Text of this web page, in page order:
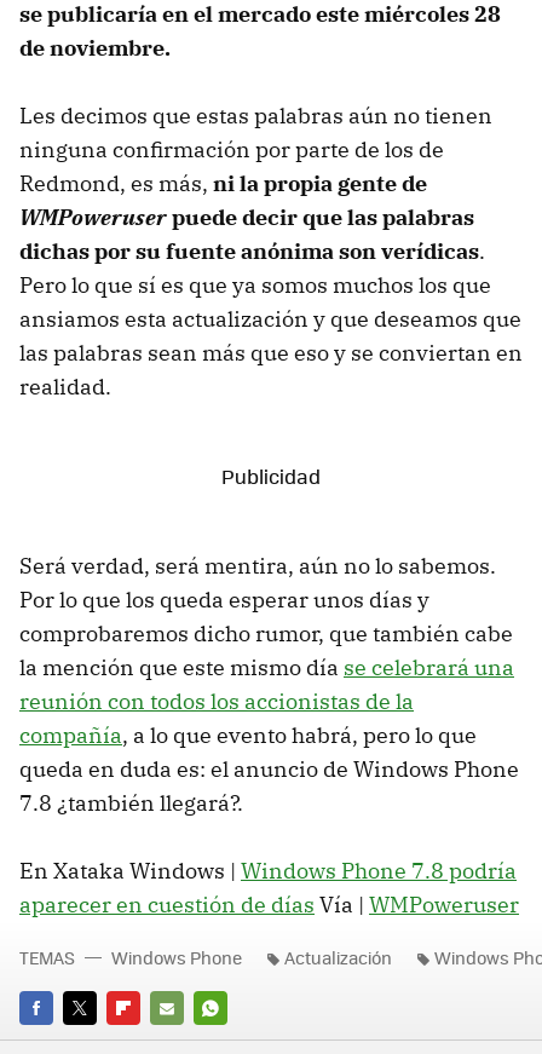
se publicaría en el mercado este miércoles 28
de noviembre.
Les decimos que estas palabras aún no tienen
ninguna confirmación por parte de los de
Redmond, es más, ni la propia gente de
WMPoweruserpuede decir que las palabras
dichas por su fuente anónima son verídicas.
Pero lo que sí es que ya somos muchos los que
ansiamos esta actualización y que deseamos que
las palabras sean más que eso y se conviertan en
realidad.
Será verdad, será mentira, aún no lo sabemos.
Por lo que los queda esperar unos días y
comprobaremos dicho rumor, que también cabe
la mención que este mismo día se celebrará una
reunión con todos los accionistas de la
compañía, a lo que evento habrá, pero lo que
queda en duda es: el anuncio de Windows Phone
7.8 ¿también llegará?.
En Xataka Windows | Windows Phone 7.8 podría
aparecer en cuestión de días Vía | WMPoweruser
FACEBOOK
TWITTERFLIPBOARD
E-
WHATSAPP
TEMAS Windows Phone Actualización Windows